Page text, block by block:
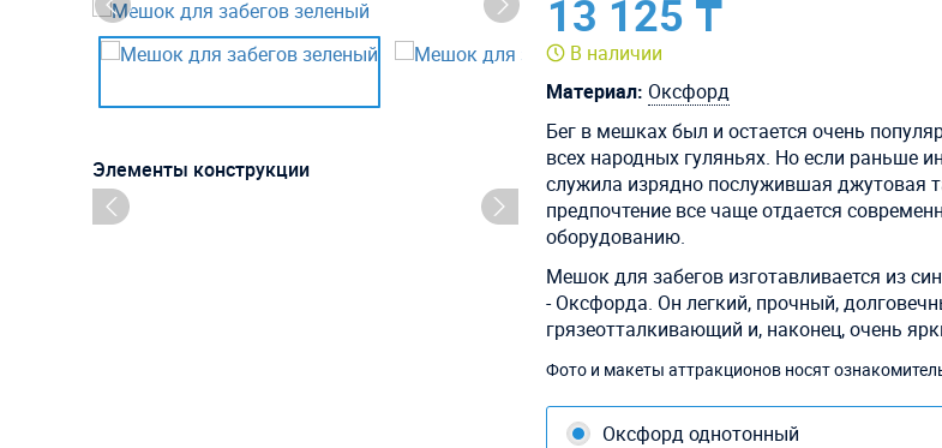
Элементы конструкции
13 125 ₸
В наличии
Материал: Оксфорд
Бег в мешках был и остается очень
всех народных гуляньях. Но если раньше
служила изрядно послужившая джутовая
предпочтение все чаще отдается
оборудованию.
Мешок для забегов изготавливается из
- Оксфорда. Он легкий, прочный,
грязеотталкивающий и, наконец, очень
Фото и макеты аттракционов носят
Оксфорд однотонный